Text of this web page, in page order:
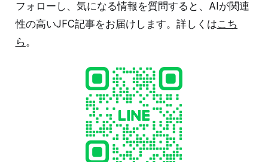
フォローし、気になる情報を質問すると、AIが関連
性の高いJFC記事をお届けします。詳しくはこち
ら 。